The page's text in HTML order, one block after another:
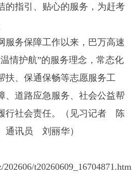
的指引、贴心的服务，为赶考
服务保障工作以来，巴万高速
情护航”的服务理念，常态化
扶、保通保畅等志愿服务工
、道路应急服务、社会公益帮
行社会责任。（见习记者 陈
讯员 刘丽华）
t20260609_16704871.htm